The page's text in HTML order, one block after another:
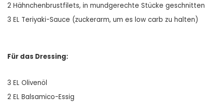
2 Hähnchenbrustfilets, in mundgerechte Stücke geschnitten
3 EL Teriyaki-Sauce (zuckerarm, um es low carb zu halten)
Für das Dressing:
3 EL Olivenöl
2 EL Balsamico-Essig